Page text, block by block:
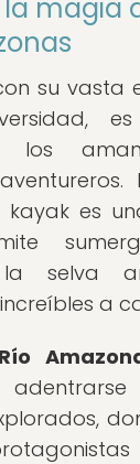
magia
su vasta
los
es
selva
a